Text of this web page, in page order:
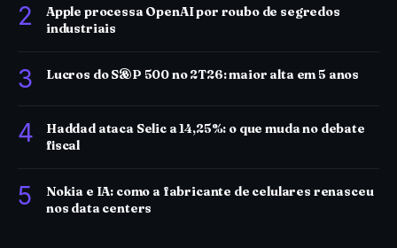
2
Apple processa OpenAI por roubo de segredos
industriais
3 Lucros do S&P 500 no 2T26: maior alta em 5 anos
4
Haddad ataca Selic a 14,25%: o que muda no debate
fiscal
5
Nokia e IA: como a fabricante de celulares renasceu
nos data centers